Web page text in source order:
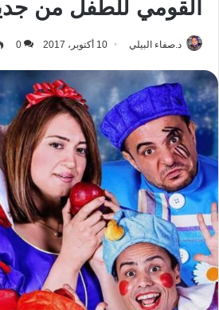
القومي للطفل من
د.صفاء البيلي 10 أكتوبر، 2017 0